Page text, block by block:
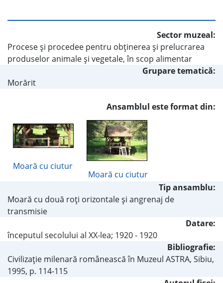
Sector muzeal:
Procese şi procedee pentru obţinerea şi prelucrarea
produselor animale şi vegetale, în scop alimentar
Grupare tematică:
Morărit
Ansamblul este format din:
Moară cu ciutur
Moară cu ciutur
Tip ansamblu:
Moară cu două roţi orizontale şi angrenaj de
transmisie
Datare:
începutul secolului al XX-lea; 1920 - 1920
Bibliografie:
Civilizaţie milenară românească în Muzeul ASTRA, Sibiu,
1995, p. 114-115